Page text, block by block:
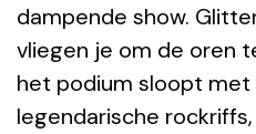
dampende show.
vliegen je om de oren
het podium sloopt met
legendarische